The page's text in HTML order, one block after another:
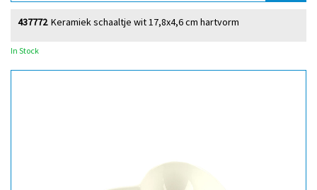
Keramiek schaaltje wit 17,8x4,6 cm hartvorm
437772
In Stock